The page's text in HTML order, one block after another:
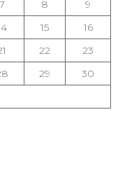
7 8
9
15
16
22
23
29
30